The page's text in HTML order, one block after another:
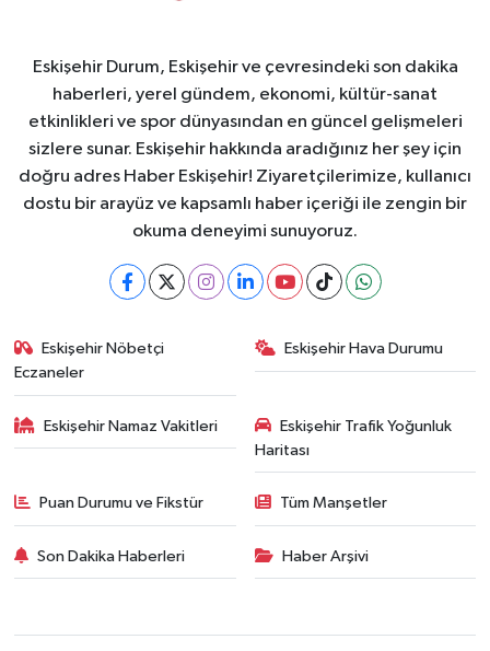
Eskişehir Durum, Eskişehir ve çevresindeki son dakika
haberleri, yerel gündem, ekonomi, kültür-sanat
etkinlikleri ve spor dünyasından en güncel gelişmeleri
sizlere sunar. Eskişehir hakkında aradığınız her şey için
doğru adres Haber Eskişehir! Ziyaretçilerimize, kullanıcı
dostu bir arayüz ve kapsamlı haber içeriği ile zengin bir
okuma deneyimi sunuyoruz.
Eskişehir Nöbetçi
Eczaneler
Eskişehir Hava Durumu
Eskişehir Namaz Vakitleri
Eskişehir Trafik Yoğunluk
Haritası
Puan Durumu ve Fikstür Tüm Manşetler
Son Dakika Haberleri Haber Arşivi